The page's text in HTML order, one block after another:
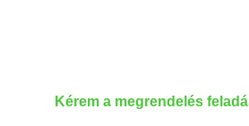
Kérem a megrendelés